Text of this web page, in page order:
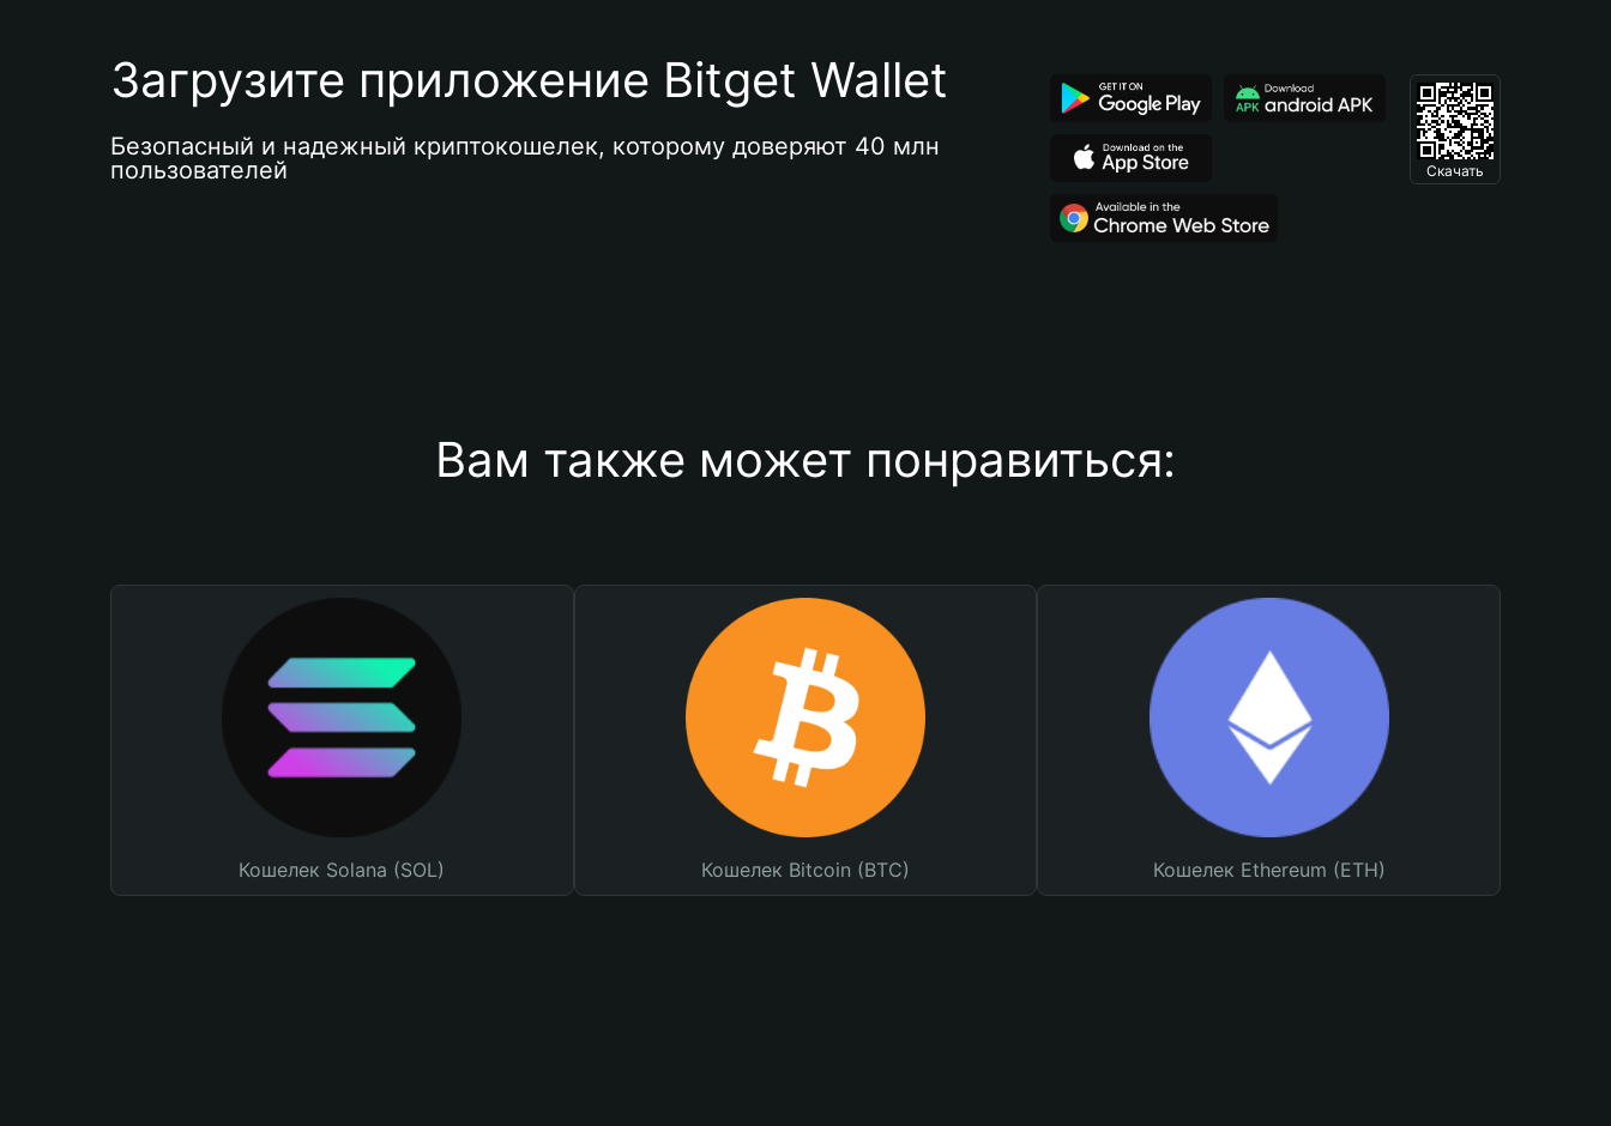
Загрузите приложение Bitget Wallet
Безопасный и надежный криптокошелек, которому доверяют 40 млн
пользователей
Скачать
Вам также может понравиться:
Кошелек Solana (SOL) Кошелек Bitcoin (BTC) Кошелек Ethereum (ETH)